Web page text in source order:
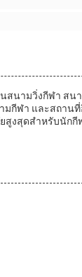
สนามวิ่งกีฬา สน
กีฬา และสถานที่
สูงสุดสําหรับนัก